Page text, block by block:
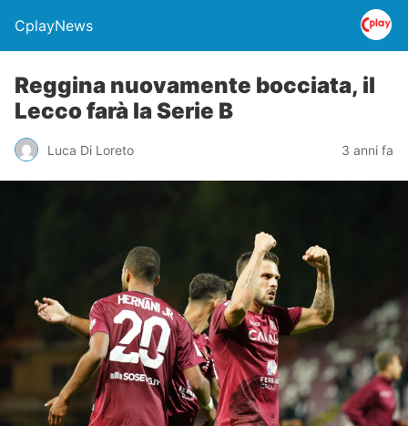
CplayNews
Reggina nuovamente bocciata, il
Lecco farà la Serie B
Luca Di Loreto 3 anni fa